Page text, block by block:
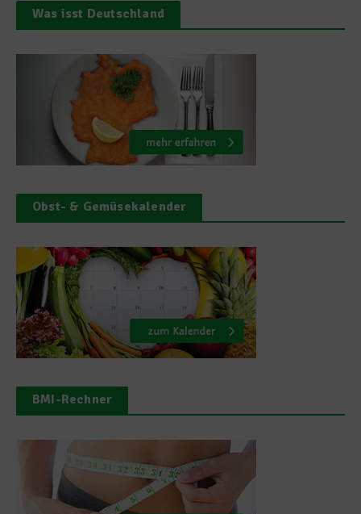
Was isst Deutschland
Obst- & Gemüsekalender
BMI-Rechner